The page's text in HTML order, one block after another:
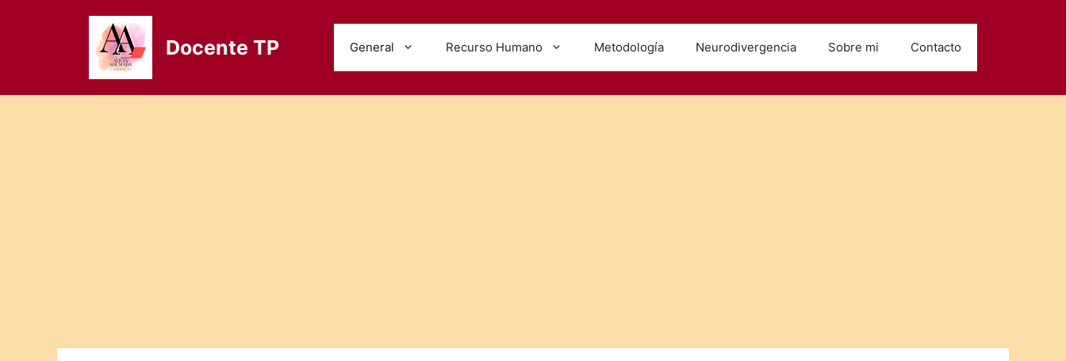
Docente TP General Recurso Humano Metodología Neurodivergencia Sobre mi Contacto